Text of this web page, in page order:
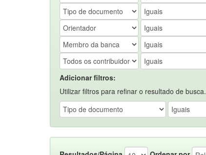
Adicionar filtros:
Utilizar filtros para refinar o resultado de busca.